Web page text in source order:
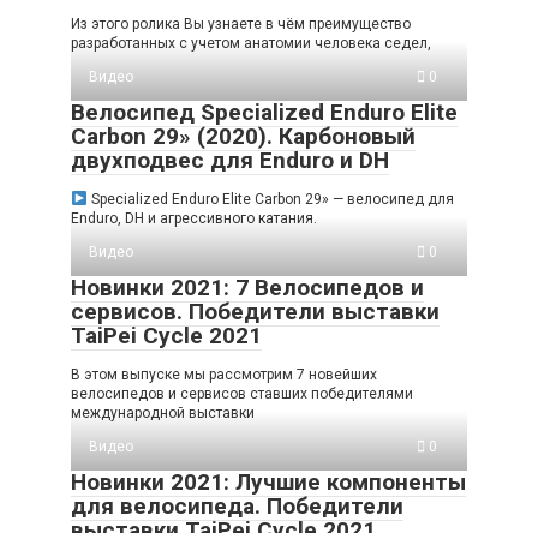
Из этого ролика Вы узнаете в чём преимущество
разработанных с учетом анатомии человека седел,
Видео
0
Велосипед Specialized Enduro Elite
Carbon 29» (2020). Карбоновый
двухподвес для Enduro и DH
Specialized Enduro Elite Carbon 29» — велосипед для
Enduro, DH и агрессивного катания.
Видео
0
Новинки 2021: 7 Велосипедов и
сервисов. Победители выставки
TaiPei Cycle 2021
В этом выпуске мы рассмотрим 7 новейших
велосипедов и сервисов ставших победителями
международной выставки
Видео
0
Новинки 2021: Лучшие компоненты
для велосипеда. Победители